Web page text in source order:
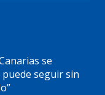
se
seguir sin